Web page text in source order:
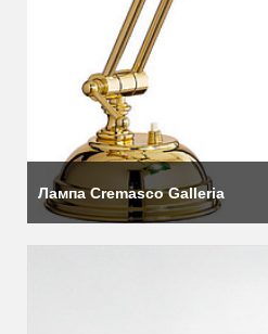
Лампа Cremasco Galleria